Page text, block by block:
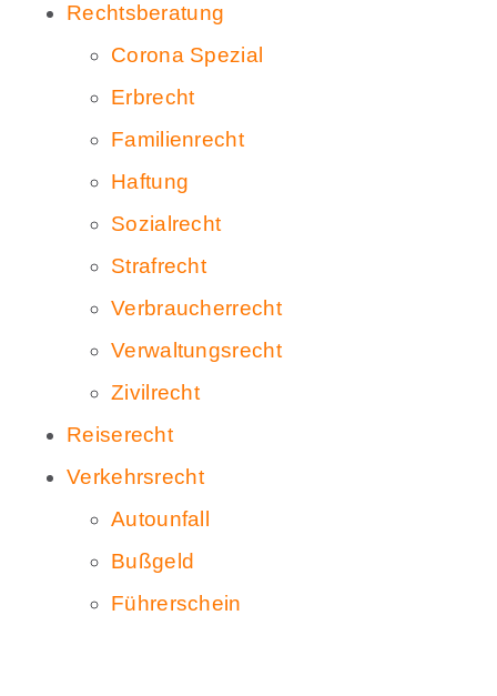
Rechtsberatung
Corona Spezial
Erbrecht
Familienrecht
Haftung
Sozialrecht
Strafrecht
Verbraucherrecht
Verwaltungsrecht
Zivilrecht
Reiserecht
Verkehrsrecht
Autounfall
Bußgeld
Führerschein